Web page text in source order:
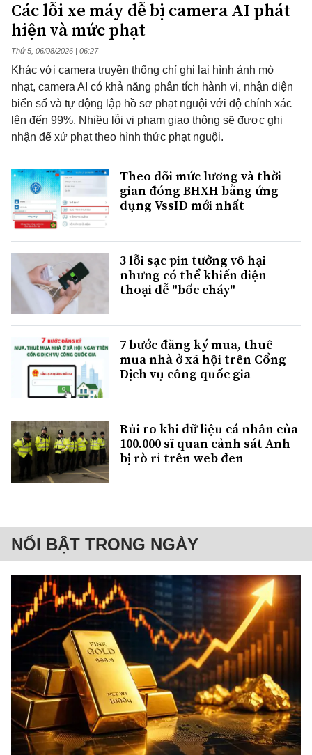
Các lỗi xe máy dễ bị camera AI phát
hiện và mức phạt
Thứ 5, 06/08/2026 | 06:27
Khác với camera truyền thống chỉ ghi lại hình ảnh mờ
nhạt, camera AI có khả năng phân tích hành vi, nhận diện
biển số và tự động lập hồ sơ phạt nguội với độ chính xác
lên đến 99%. Nhiều lỗi vi phạm giao thông sẽ được ghi
nhận để xử phạt theo hình thức phạt nguội.
Theo dõi mức lương và thời
gian đóng BHXH bằng ứng
dụng VssID mới nhất
3 lỗi sạc pin tưởng vô hại
nhưng có thể khiến điện
thoại dễ "bốc cháy"
7 bước đăng ký mua, thuê
mua nhà ở xã hội trên Cổng
Dịch vụ công quốc gia
Rủi ro khi dữ liệu cá nhân của
100.000 sĩ quan cảnh sát Anh
bị rò rỉ trên web đen
NỔI BẬT TRONG NGÀY